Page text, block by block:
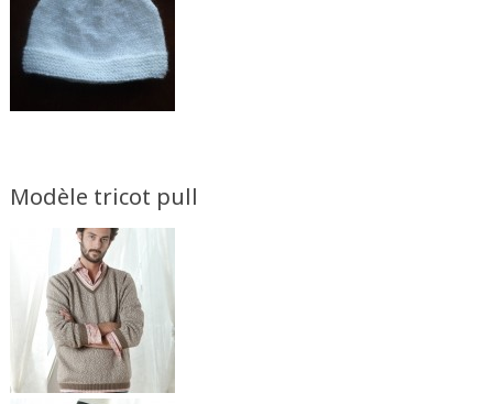
Modèle tricot pull